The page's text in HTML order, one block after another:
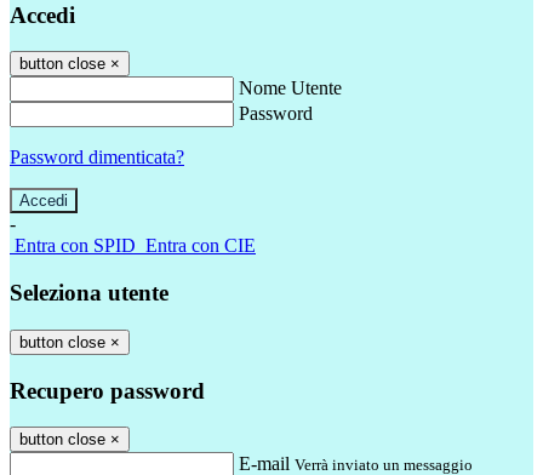
Accedi
button close ×
Nome Utente
Password
Password dimenticata?
-
Entra con SPID Entra con CIE
Seleziona utente
button close ×
Recupero password
button close ×
E-mail Verrà inviato un messaggio